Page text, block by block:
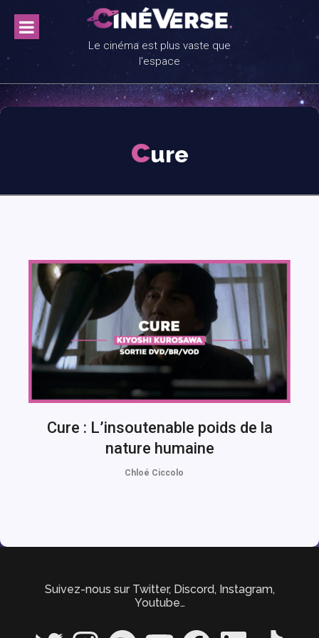
content
Le cinéma est plus vaste que
l'espace
cure
Cure : L’insoutenable poids de la
nature humaine
Chloé Ciccolo
Suivez-nous sur Twitter, Discord, Instagram,
Youtube…
Twitter InstagramSpotify YouTube FacebookLinkedIn TikTok